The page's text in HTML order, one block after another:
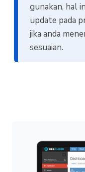
gunakan, hal
update pada
jika anda
sesuaian.